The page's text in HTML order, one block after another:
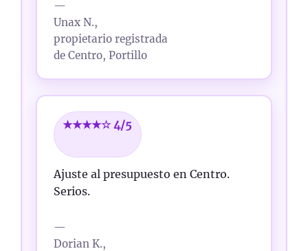
—
Unax N.,
propietario registrada
de Centro, Portillo
★★★★☆ 4/5
Ajuste al presupuesto en Centro.
Serios.
—
Dorian K.,